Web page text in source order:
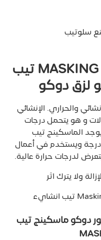
ماسكينج تيب MASKING TAPE تيب
لزق دوكو
والحراري. الإنشائي
و هو يتحمل درجات
بينما يوجد الماسكينج تيب
الحراري يتحمل درجة حرارة حتي ٨٠ درجة ويستخدم في أعمال
لدرجات حرارة عالية.
ولا يترك اثر
دوكو ماسكينج تيب